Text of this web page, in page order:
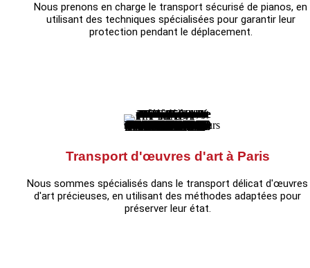
Nous prenons en charge le transport sécurisé de pianos, en
utilisant des techniques spécialisées pour garantir leur
protection pendant le déplacement.
Transport d'œuvres d'art à Paris
Nous sommes spécialisés dans le transport délicat d'œuvres
d'art précieuses, en utilisant des méthodes adaptées pour
préserver leur état.